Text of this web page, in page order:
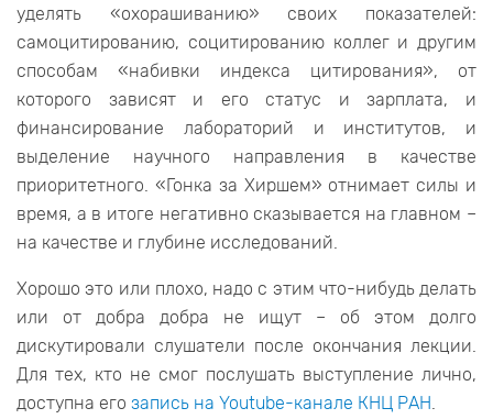
уделять «охорашиванию» своих показателей:
самоцитированию, социтированию коллег и другим
способам «набивки индекса цитирования», от
которого зависят и его статус и зарплата, и
финансирование лабораторий и институтов, и
выделение научного направления в качестве
приоритетного. «Гонка за Хиршем» отнимает силы и
время, а в итоге негативно сказывается на главном –
на качестве и глубине исследований.
Хорошо это или плохо, надо с этим что-нибудь делать
или от добра добра не ищут – об этом долго
дискутировали слушатели после окончания лекции.
Для тех, кто не смог послушать выступление лично,
доступна его запись на Youtube-канале КНЦ РАН.